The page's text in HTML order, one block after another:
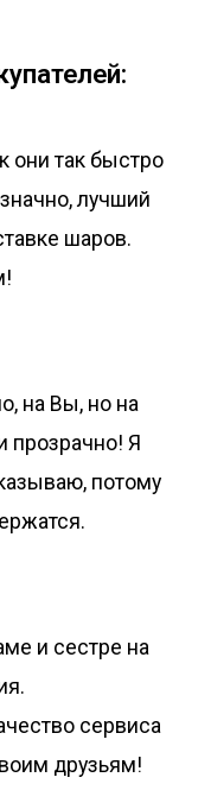
они так быстро
лучший
шаров.
на Вы, но на
прозрачно! Я
потому
и сестре на
сервиса
друзьям!